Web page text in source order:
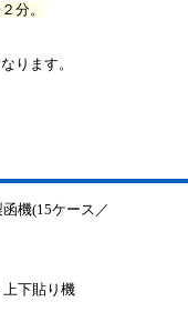
分。
ります。
機(15ケース／
下貼り機